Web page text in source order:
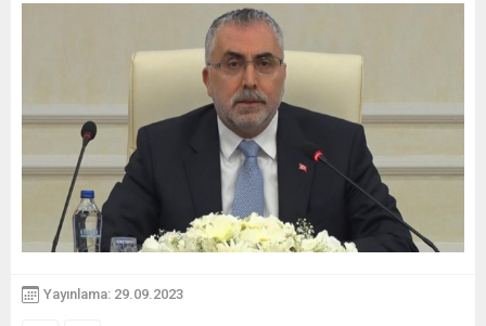
Yayınlama: 29.09.2023